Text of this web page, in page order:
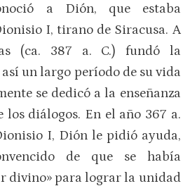
a Dión, que estaba
I, tirano de Siracusa. A
(ca. 387 a. C.) fundó la
un largo período de su vida
se dedicó a la enseñanza
los diálogos. En el año 367 a.
I, Dión le pidió ayuda,
de que se había
divino» para lograr la unidad